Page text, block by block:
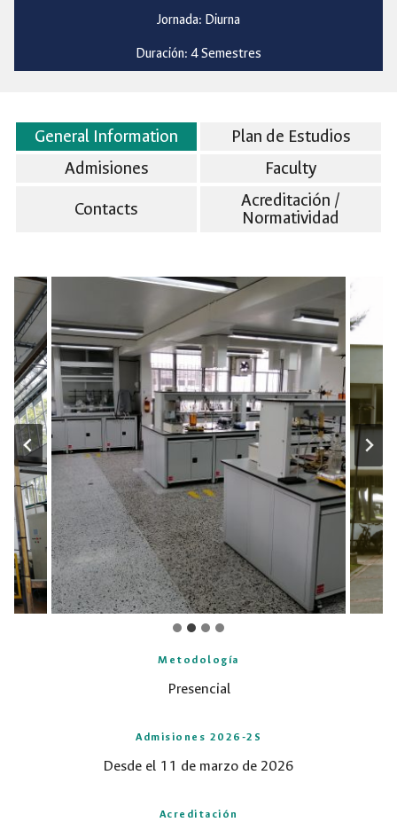
Jornada: Diurna
Duración: 4 Semestres
General Information
Plan de Estudios
Admisiones
Faculty
Contacts
Acreditación /
Normatividad
Metodología
Presencial
Admisiones 2026-2S
Desde el 11 de marzo de 2026
Acreditación